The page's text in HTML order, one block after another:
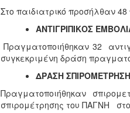
Στο παιδιατρικό προσήλθαν
ΑΝΤΙΓΡΙΠΙΚΟΣ
Πραγματοποιήθηκαν 32
συγκεκριμένη δράση
ΔΡΑΣΗ
Πραγματοποιήθηκαν
σπιρομέτρησης του ΠΑΓΝΗ